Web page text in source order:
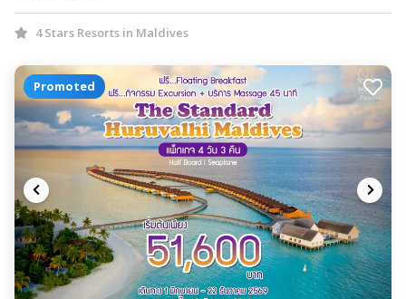
4 Stars Resorts in Maldives
Promoted